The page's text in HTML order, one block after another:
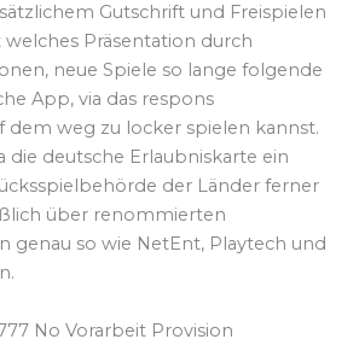
Gutschrift und Freispielen
Präsentation durch
neue Spiele so lange folgende
App, via das respons
dem weg zu locker spielen kannst.
die deutsche Erlaubniskarte ein
der Länder ferner
über renommierten
genau so wie NetEnt, Playtech und
No Vorarbeit Provision